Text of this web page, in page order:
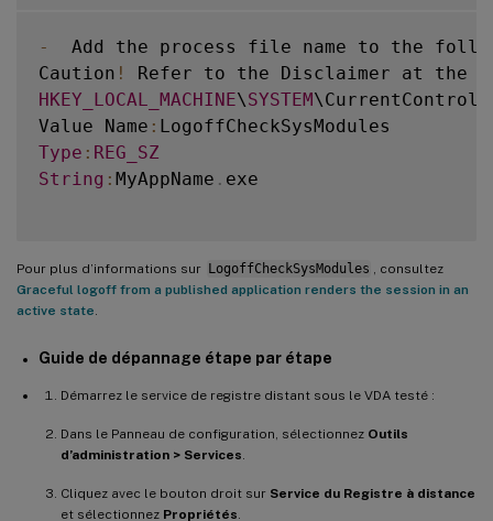
-
Add the process file name to the
Caution !
Refer to the Disclaimer at the
HKEY_LOCAL_MACHINE\SYSTEM
Value Name :
Type : REG_SZ
String : MyAppName . exe
Pour plus d’informations sur LogoffCheckSysModules
, consultez
Graceful logoff from a published application renders the session in an
active state
Guide de dépannage étape par étape
Démarrez le service de registre distant sous le VDA testé :
Dans le Panneau de configuration, sélectionnez Outils
d’administration > Services
Cliquez avec le bouton droit sur Service du Registre à distance
et sélectionnez Propriétés